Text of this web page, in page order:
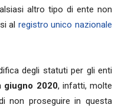
altro tipo di ente non
al registro unico nazionale
degli statuti per gli enti
giugno 2020, infatti, molte
non proseguire in questa